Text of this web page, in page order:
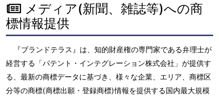
メディア(新聞、雑誌等)への商
標情報提供
『ブランドテラス』は、知的財産権の専門家である弁理士が
経営する「パテント・インテグレーション株式会社」が提供す
る、最新の商標データに基づき、様々な企業、エリア、商標区
分等の商標(商標出願・登録商標)情報を提供する国内最大規模